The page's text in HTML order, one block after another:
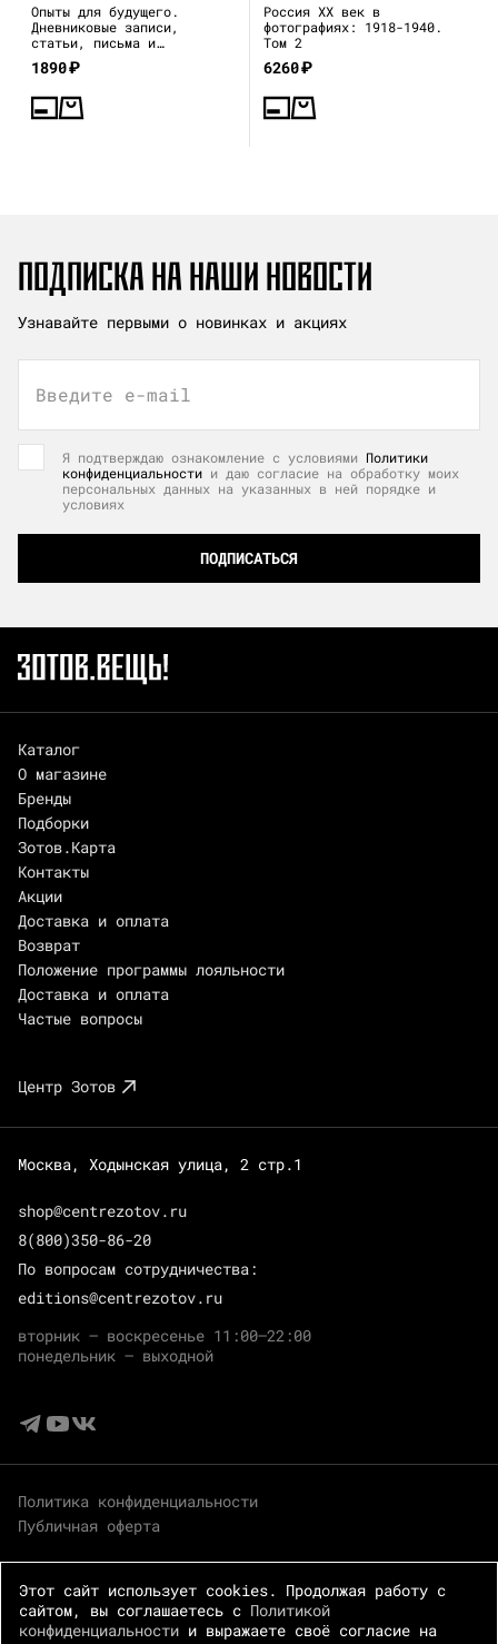
Опыты для будущего.
Дневниковые записи,
статьи, письма и
воспоминания
1890₽
Россия XX век в
фотографиях: 1918-1940.
Том 2
6260₽
ПОДПИСКА НА НАШИ НОВОСТИ
Узнавайте первыми о новинках и акциях
Введите e-mail
Я подтверждаю ознакомление с условиями Политики
конфиденциальности и даю согласие на обработку моих
персональных данных на указанных в ней порядке и
условиях
ПОДПИСАТЬСЯ
Каталог
О магазине
Бренды
Подборки
Зотов.Карта
Контакты
Акции
Доставка и оплата
Возврат
Положение программы лояльности
Доставка и оплата
Частые вопросы
Центр Зотов
Москва, Ходынская улица, 2 стр.1
shop@centrezotov.ru
8(800)350-86-20
По вопросам сотрудничества:
editions@centrezotov.ru
вторник — воскресенье 11:00–22:00
понедельник — выходной
Политика конфиденциальности
Публичная оферта
Этот сайт использует cookies. Продолжая работу с
сайтом, вы соглашаетесь с Политикой
конфиденциальности и выражаете своё согласие на